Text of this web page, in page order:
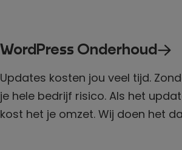
WordPress Onderhoud
Updates kosten jou veel tijd.
je hele bedrijf risico. Als het
kost het je omzet. Wij doen het